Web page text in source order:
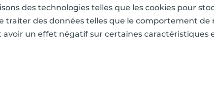
des technologies telles que les cookies pour
des données telles que le comportement de
un effet négatif sur certaines caractéristiques